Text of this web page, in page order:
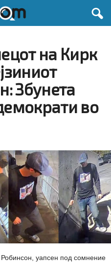
на Кирк
Збунета
во
уапсен под сомнение